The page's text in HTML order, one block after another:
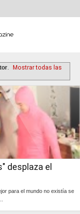
Mostrar todas las
desplaza el
para el mundo no existía se